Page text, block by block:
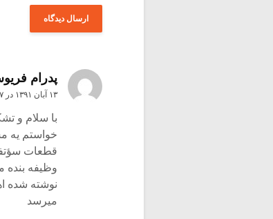
پدرام
۱۳ آبان ۱۳۹۱ در ۴:۰۷ ق٫ظ
با سلام و
خواستم یه
قطعات
وظیفه بنده
نوشته شده
میرسد